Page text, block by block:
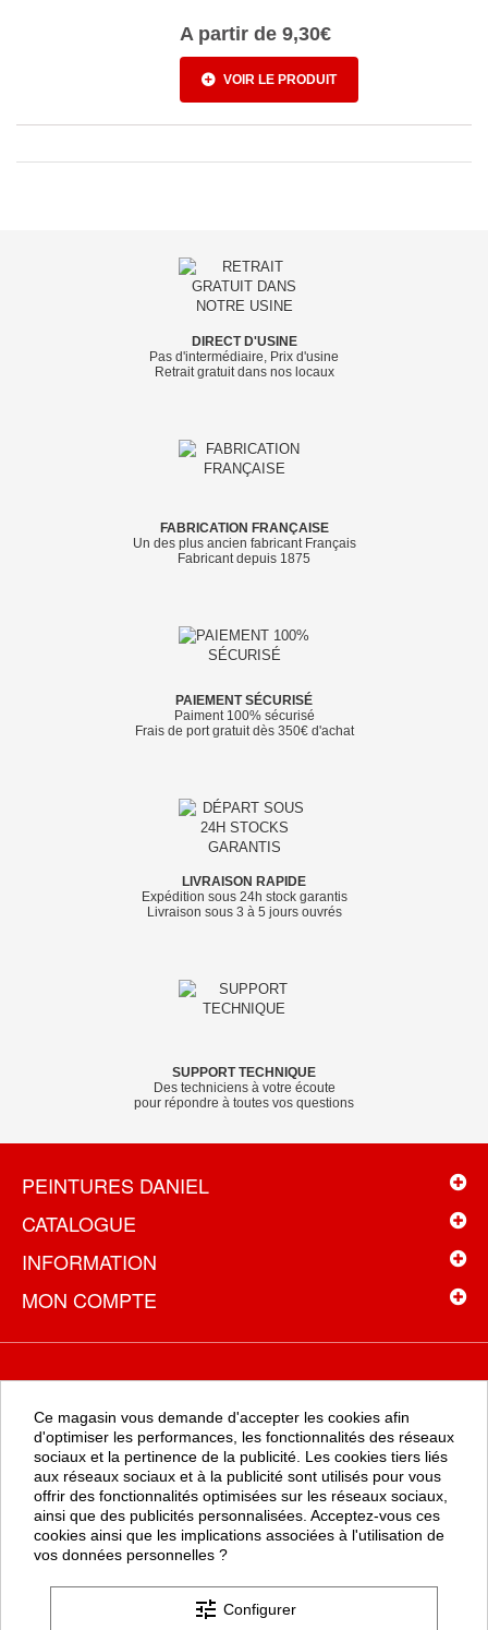
A partir de 9,30€
VOIR LE PRODUIT
DIRECT D'USINE
Pas d'intermédiaire, Prix d'usine
Retrait gratuit dans nos locaux
FABRICATION FRANÇAISE
Un des plus ancien fabricant Français
Fabricant depuis 1875
PAIEMENT SÉCURISÉ
Paiment 100% sécurisé
Frais de port gratuit dès 350€ d'achat
LIVRAISON RAPIDE
Expédition sous 24h stock garantis
Livraison sous 3 à 5 jours ouvrés
SUPPORT TECHNIQUE
Des techniciens à votre écoute
pour répondre à toutes vos questions
PEINTURES DANIEL
CATALOGUE
INFORMATION
MON COMPTE
Recevez toutes les promotions en exclusivité en vous inscrivant à
la newsletter
OK
Ce magasin vous demande d'accepter les cookies afin
d'optimiser les performances, les fonctionnalités des réseaux
sociaux et la pertinence de la publicité. Les cookies tiers liés
aux réseaux sociaux et à la publicité sont utilisés pour vous
offrir des fonctionnalités optimisées sur les réseaux sociaux,
ainsi que des publicités personnalisées. Acceptez-vous ces
cookies ainsi que les implications associées à l'utilisation de
vos données personnelles ?
tune Configurer